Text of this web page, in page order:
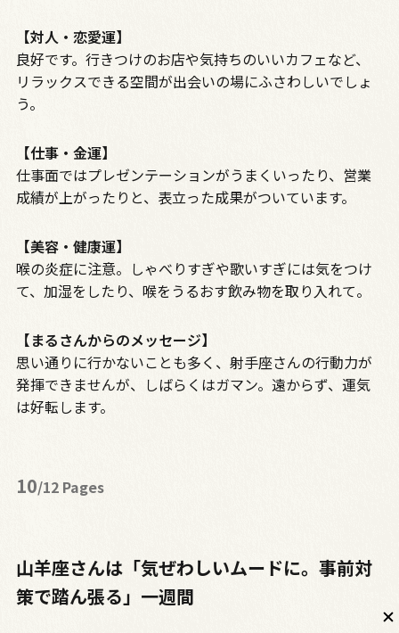
【対人・恋愛運】
良好です。行きつけのお店や気持ちのいいカフェなど、
リラックスできる空間が出会いの場にふさわしいでしょ
う。
【仕事・金運】
仕事面ではプレゼンテーションがうまくいったり、営業
成績が上がったりと、表立った成果がついています。
【美容・健康運】
喉の炎症に注意。しゃべりすぎや歌いすぎには気をつけ
て、加湿をしたり、喉をうるおす飲み物を取り入れて。
【まるさんからのメッセージ】
思い通りに行かないことも多く、射手座さんの行動力が
発揮できませんが、しばらくはガマン。遠からず、運気
は好転します。
10/12 Pages
山羊座さんは「気ぜわしいムードに。事前対
策で踏ん張る」一週間